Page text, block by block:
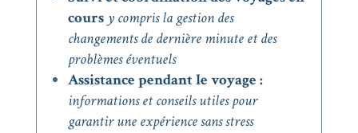
cours y compris la gestion des
changements de dernière minute et des
problèmes éventuels
Assistance pendant le voyage :
informations et conseils utiles pour
garantir une expérience sans stress